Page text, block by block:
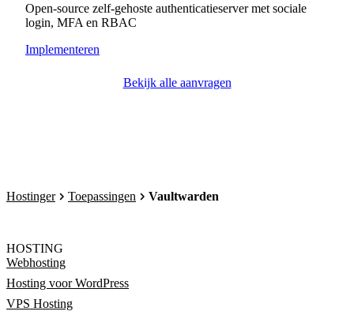
Open-source zelf-gehoste authenticatieserver met sociale
login, MFA en RBAC
Implementeren
Bekijk alle aanvragen
Hostinger Toepassingen Vaultwarden
HOSTING
Webhosting
Hosting voor WordPress
VPS Hosting